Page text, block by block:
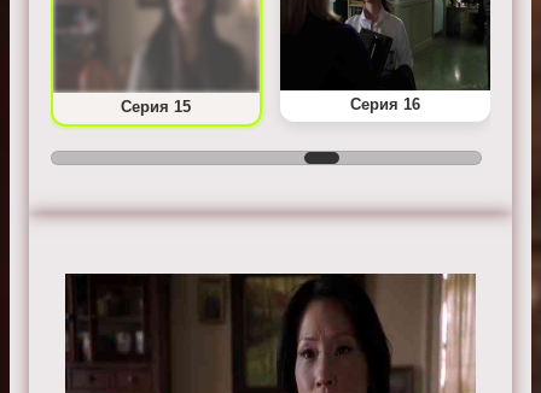
Серия 15 Серия 16